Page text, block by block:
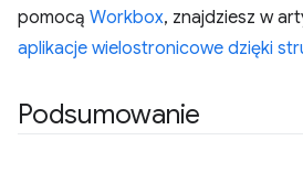
pomocą Workbox, znajdziesz w
aplikacje wielostronicowe dzięki
Podsumowanie